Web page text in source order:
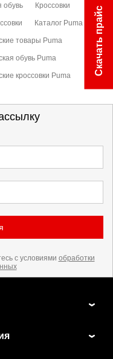
обувь Кроссовки
Каталог Puma
товары Puma
обувь Puma
кроссовки Puma
с условиями обработки
Скачать прайс